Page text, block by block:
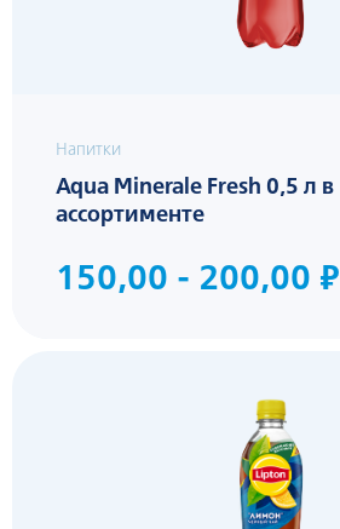
Напитки
Aqua Minerale Fresh 0,5 л в
ассортименте
150,00 - 200,00 ₽